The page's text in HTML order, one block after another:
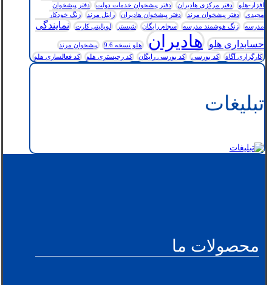
افزار-هلو
دفتر مرکزی هادیران دفتر پیشخوان خدمات دولت
دفتر پیشخوان
مجیدی
دفتر پیشخوان مرند دفتر پیشخوان هادیران رایتل مرند
زنگ خودکار
مدرسه
زنگ هوشمند مدرسه سجام رایگان شبستر لویالیتی کارت
نمایندگی
حسابداری هلو هادیران هلو نسخه 9.6
پیشخوان مرند
کارگزاری آگاه
کد بورسی کد بورسی رایگان کد رجیستری هلو کد فعالسازی هلو
تبلیغات
محصولات ما